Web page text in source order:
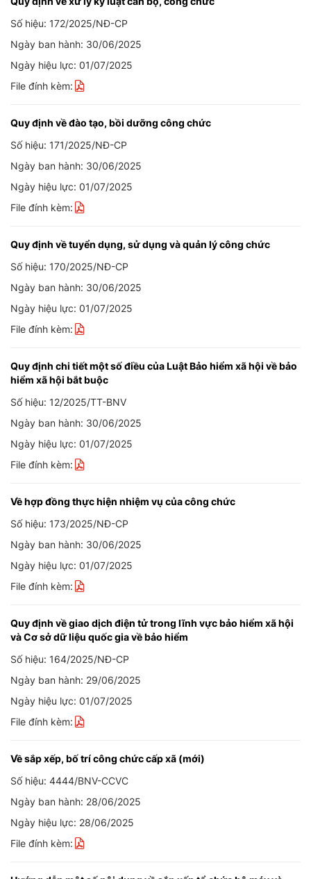
Số hiệu: 172/2025/NĐ-CP
Ngày ban hành: 30/06/2025
Ngày hiệu lực: 01/07/2025
File đính kèm:
Quy định về đào tạo, bồi dưỡng công chức
Số hiệu: 171/2025/NĐ-CP
Ngày ban hành: 30/06/2025
Ngày hiệu lực: 01/07/2025
File đính kèm:
Quy định về tuyển dụng, sử dụng và quản lý công chức
Số hiệu: 170/2025/NĐ-CP
Ngày ban hành: 30/06/2025
Ngày hiệu lực: 01/07/2025
File đính kèm:
Quy định chi tiết một số điều của Luật Bảo hiểm xã hội về bảo
hiểm xã hội bắt buộc
Số hiệu: 12/2025/TT-BNV
Ngày ban hành: 30/06/2025
Ngày hiệu lực: 01/07/2025
File đính kèm:
Về hợp đồng thực hiện nhiệm vụ của công chức
Số hiệu: 173/2025/NĐ-CP
Ngày ban hành: 30/06/2025
Ngày hiệu lực: 01/07/2025
File đính kèm:
Quy định về giao dịch điện tử trong lĩnh vực bảo hiểm xã hội
và Cơ sở dữ liệu quốc gia về bảo hiểm
Số hiệu: 164/2025/NĐ-CP
Ngày ban hành: 29/06/2025
Ngày hiệu lực: 01/07/2025
File đính kèm:
Về sắp xếp, bố trí công chức cấp xã (mới)
Số hiệu: 4444/BNV-CCVC
Ngày ban hành: 28/06/2025
Ngày hiệu lực: 28/06/2025
File đính kèm: